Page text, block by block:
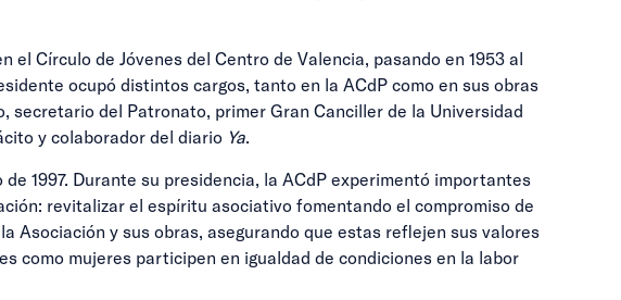
Círculo de Jóvenes del Centro de Valencia, pasando en 1953 al
ocupó distintos cargos, tanto en la ACdP como en sus obras
del Patronato, primer Gran Canciller de la Universidad
y colaborador del diario Ya.
1997. Durante su presidencia, la ACdP experimentó importantes
revitalizar el espíritu asociativo fomentando el compromiso de
y sus obras, asegurando que estas reflejen sus valores
como mujeres participen en igualdad de condiciones en la labor